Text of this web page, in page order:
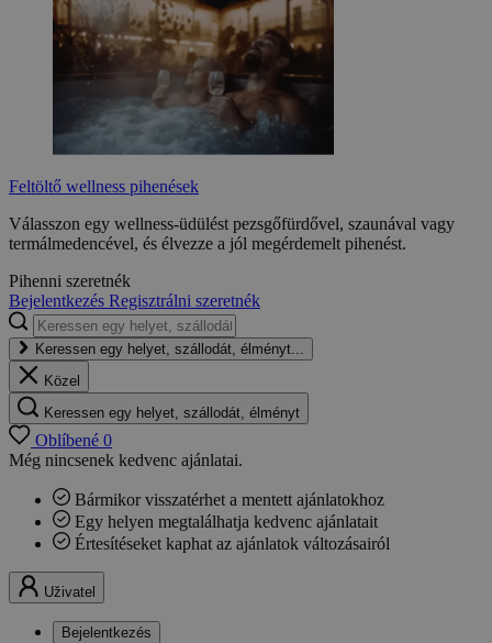
Feltöltő wellness pihenések
Válasszon egy wellness-üdülést pezsgőfürdővel, szaunával vagy
termálmedencével, és élvezze a jól megérdemelt pihenést.
Pihenni szeretnék
Bejelentkezés Regisztrálni szeretnék
Keressen egy helyet, szállodát, élményt...
Közel
Keressen egy helyet, szállodát, élményt
Oblíbené 0
Még nincsenek kedvenc ajánlatai.
Bármikor visszatérhet a mentett ajánlatokhoz
Egy helyen megtalálhatja kedvenc ajánlatait
Értesítéseket kaphat az ajánlatok változásairól
Uživatel
Bejelentkezés